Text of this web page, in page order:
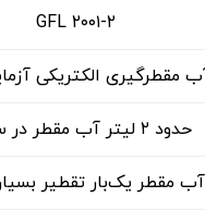
GFL ۲۰۰۱-۲
مقطرگیری الکتریکی
حدود ۲ لیتر آب مقطر در ساعت
آب مقطر یک‌بار تقطیر